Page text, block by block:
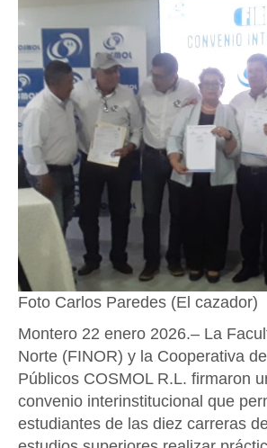
Foto Carlos Paredes (El cazador)
Montero 22 enero 2026.– La
Norte (FINOR) y la Cooperativa
Públicos COSMOL R.L. firmaron
convenio interinstitucional que
estudiantes de las diez carreras